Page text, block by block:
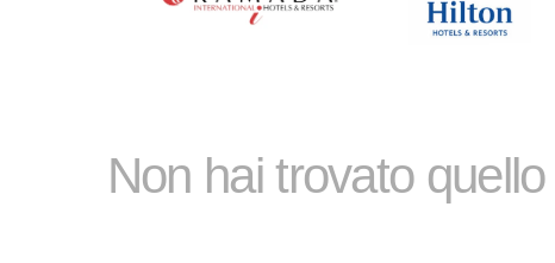
Non hai trovato